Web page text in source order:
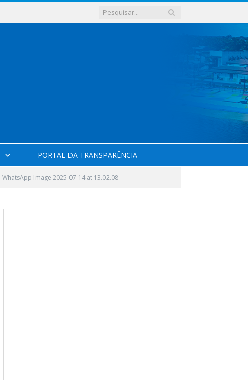
PORTAL DA TRANSPARÊNCIA
WhatsApp Image 2025-07-14 at 13.02.08